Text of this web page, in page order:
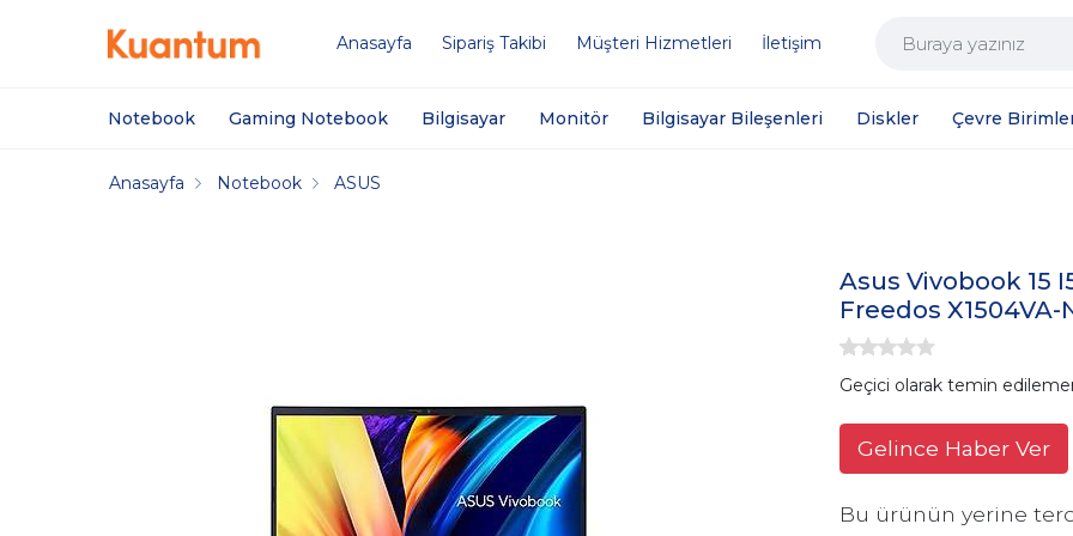
Anasayfa Sipariş Takibi Müşteri Hizmetleri İletişim
Notebook Gaming Notebook Bilgisayar Monitör Bilgisayar Bileşenleri Diskler Çevre
Anasayfa Notebook ASUS
Asus Vivobook 15
Freedos X1504VA-
Geçici olarak temin
Gelince Haber Ver
Bu ürünün yerine